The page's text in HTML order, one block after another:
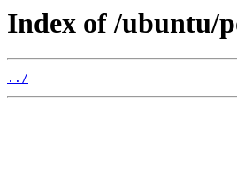
Index of /ubuntu/
../